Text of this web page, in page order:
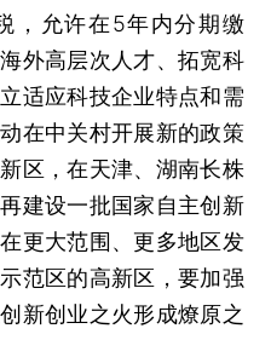
，允许在5年内分期缴
外高层次人才、拓宽科
适应科技企业特点和需
在中关村开展新的政策
区，在天津、湖南长株
建设一批国家自主创新
更大范围、更多地区发
范区的高新区，要加强
新创业之火形成燎原之